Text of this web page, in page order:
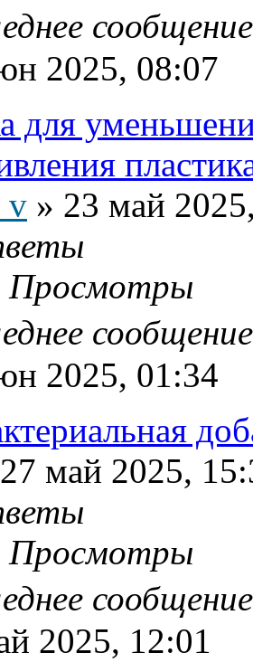
2025, 08:07
для
» 23 май
Просмотры
2025, 01:34
27 май 2025,
Просмотры
2025, 12:01